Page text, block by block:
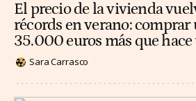
El precio de la vivienda
récords en verano: comprar
35.000 euros más que hace
Sara Carrasco